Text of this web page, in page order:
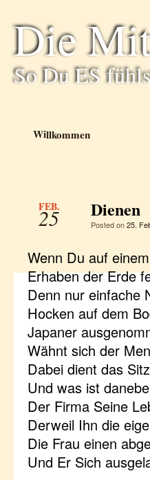
Die
So Du ES
Willkommen
FEB.
25 Dienen
Posted on25.
Wenn Du auf
Erhaben der Erde
Denn nur einfache
Hocken auf dem
Japaner
Wähnt sich der
Dabei dient das
Und was ist
Der Firma Seine
Derweil Ihn die
Die Frau einen
Und Er Sich